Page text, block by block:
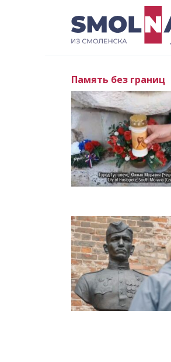
Память без границ